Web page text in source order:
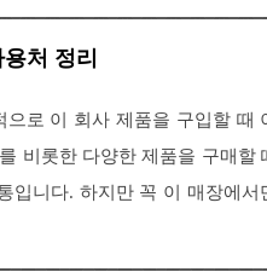
처 정리
으로 이 회사 제품을 구입할 때
비롯한 다양한 제품을 구매할
입니다. 하지만 꼭 이 매장에서